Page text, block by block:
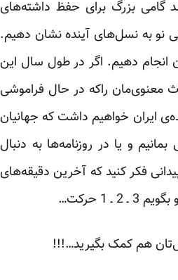
گامی بزرگ ‏برای حفظ داشته‌های
نو به نسل‌های آینده نشان دهیم.
انجام دهیم. اگر در طول سال این
از ‏فرهنگ عامیانه و میراث معنوی‌مان راکه در حال فراموشی
ایران خواهیم داشت که جهانیان
و یا در روزنامه‌ها به دنبال
فکر کنید که آخرین دقیقه‌های
حرکت…‏
هم کمک ‏بگیرید…!!!‏